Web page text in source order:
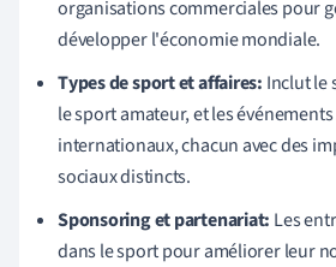
organisations commerciales pour
développer l'économie mondiale.
Types de sport et affaires: Inclut le
le sport amateur, et les
internationaux, chacun avec des
sociaux distincts.
Sponsoring et partenariat: Les
dans le sport pour améliorer leur